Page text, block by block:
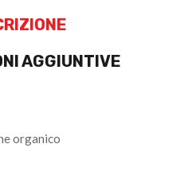
AGGIUNTIVE
organico